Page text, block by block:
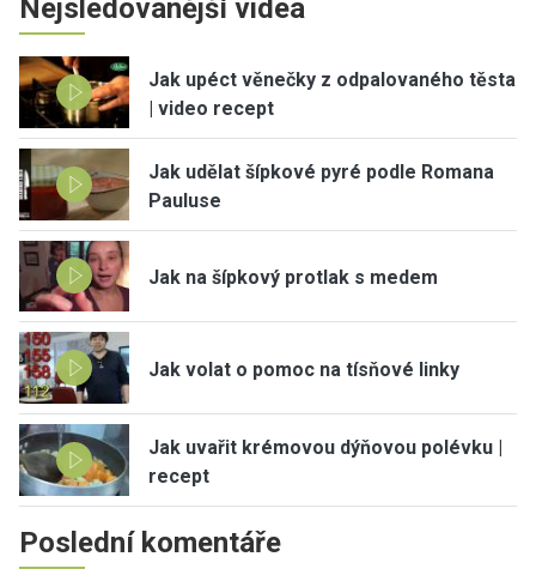
Nejsledovanější videa
Jak upéct věnečky z odpalovaného těsta
| video recept
Jak udělat šípkové pyré podle Romana
Pauluse
Jak na šípkový protlak s medem
Jak volat o pomoc na tísňové linky
Jak uvařit krémovou dýňovou polévku |
recept
Poslední komentáře